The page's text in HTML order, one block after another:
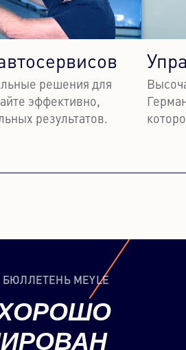
решения для
эффективно,
результатов.
MEYLE